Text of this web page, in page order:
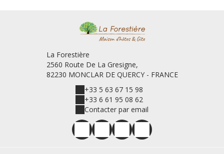
La Forestière
2560 Route De La Gresigne,
82230 MONCLAR DE QUERCY - FRANCE
+33 5 63 67 15 98
+33 6 61 95 08 62
Contacter par email